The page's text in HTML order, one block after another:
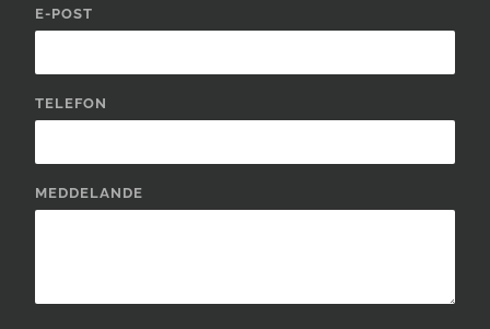
E-POST
TELEFON
MEDDELANDE